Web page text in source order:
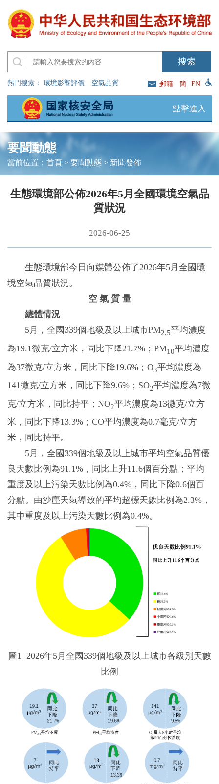
熱門搜索： 環境影響評價 空氣品質 郵箱 簡 EN
點擊進入
要聞動態
當前位置： 首頁> 要聞動態> 新聞發佈
生態環境部公佈2026年5月全國環境空氣品
質狀況
2026-06-25
生態環境部今日向媒體公佈了2026年5月全國環
境空氣品質狀況。
空 氣 質 量
總體情況
5月，全國339個地級及以上城市PM2.5平均濃度
為19.1微克/立方米，同比下降21.7%；PM10平均濃度
為37微克/立方米，同比下降19.6%；O3平均濃度為
141微克/立方米，同比下降9.6%；SO2平均濃度為7微
克/立方米，同比持平；NO2平均濃度為13微克/立方
米，同比下降13.3%；CO平均濃度為0.7毫克/立方
米，同比持平。
5月，全國339個地級及以上城市平均空氣品質優
良天數比例為91.1%，同比上升11.6個百分點；平均
重度及以上污染天數比例為0.4%，同比下降0.6個百
分點。由沙塵天氣導致的平均超標天數比例為2.3%，
其中重度及以上污染天數比例為0.4%。
圖1 2026年5月全國339個地級及以上城市各級別天數
比例